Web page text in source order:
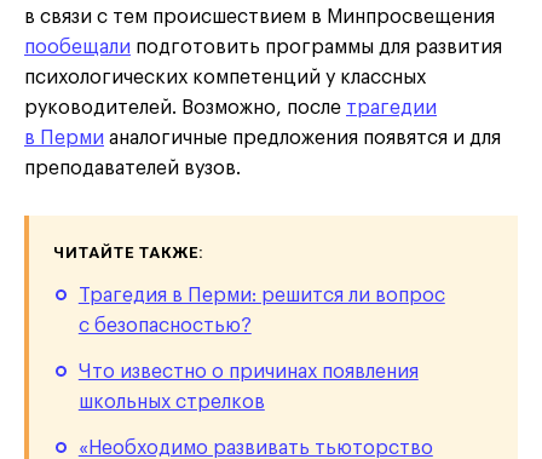
в связи с тем происшествием в Минпросвещения
пообещали подготовить программы для развития
психологических компетенций у классных
руководителей. Возможно, после трагедии
в Перми аналогичные предложения появятся и для
преподавателей вузов.
ЧИТАЙТЕ ТАКЖЕ:
Трагедия в Перми: решится ли вопрос
с безопасностью?
Что известно о причинах появления
школьных стрелков
«Необходимо развивать тьюторство